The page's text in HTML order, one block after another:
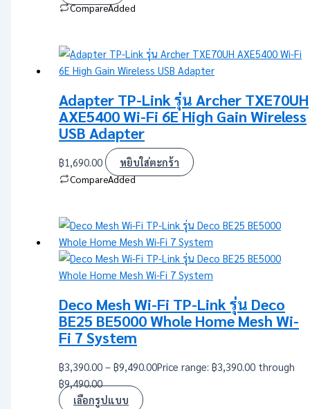
CompareAdded
Adapter TP-Link รุ่น Archer TXE70UH
AXE5400 Wi-Fi 6E High Gain Wireless
USB Adapter
฿1,690.00 หยิบใส่ตะกร้า
CompareAdded
Deco Mesh Wi-Fi TP-Link รุ่น Deco
BE25 BE5000 Whole Home Mesh Wi-
Fi 7 System
฿3,390.00 – ฿9,490.00Price range: ฿3,390.00 through
฿9,490.00
เลือกรูปแบบ